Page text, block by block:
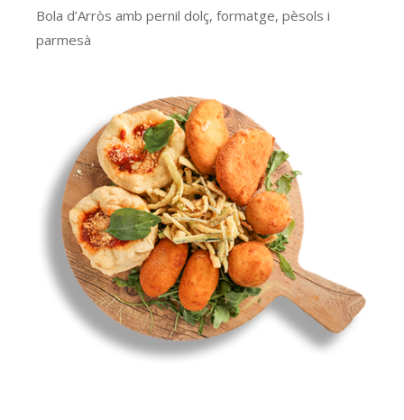
Bola d’Arròs amb pernil dolç, formatge, pèsols i
parmesà